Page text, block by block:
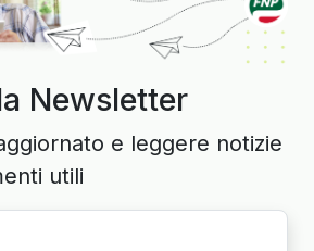
Newsletter
e leggere notizie
utili